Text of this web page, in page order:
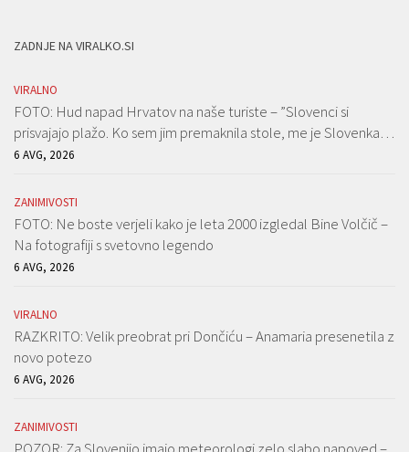
ZADNJE NA VIRALKO.SI
VIRALNO
FOTO: Hud napad Hrvatov na naše turiste – ”Slovenci si
prisvajajo plažo. Ko sem jim premaknila stole, me je Slovenka…
6 AVG, 2026
ZANIMIVOSTI
FOTO: Ne boste verjeli kako je leta 2000 izgledal Bine Volčič –
Na fotografiji s svetovno legendo
6 AVG, 2026
VIRALNO
RAZKRITO: Velik preobrat pri Dončiću – Anamaria presenetila z
novo potezo
6 AVG, 2026
ZANIMIVOSTI